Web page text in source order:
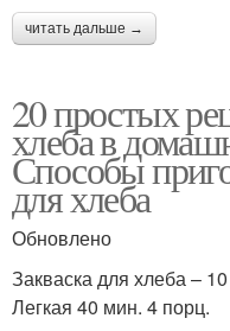
читать дальше →
20 простых
хлеба в
Способы
для хлеба
Обновлено
Закваска для хлеба –
Легкая 40 мин. 4 порц.